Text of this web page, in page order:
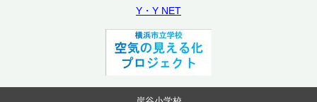
Y・Y NET